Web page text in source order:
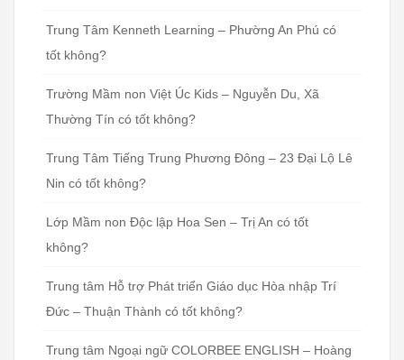
Trung Tâm Kenneth Learning – Phường An Phú có
tốt không?
Trường Mầm non Việt Úc Kids – Nguyễn Du, Xã
Thường Tín có tốt không?
Trung Tâm Tiếng Trung Phương Đông – 23 Đại Lộ Lê
Nin có tốt không?
Lớp Mầm non Độc lập Hoa Sen – Trị An có tốt
không?
Trung tâm Hỗ trợ Phát triển Giáo dục Hòa nhập Trí
Đức – Thuận Thành có tốt không?
Trung tâm Ngoại ngữ COLORBEE ENGLISH – Hoàng